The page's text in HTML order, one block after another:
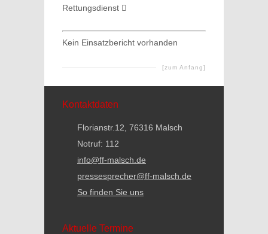
Rettungsdienst
Kein Einsatzbericht vorhanden
[zum Anfang]
Kontaktdaten
Florianstr.12, 76316 Malsch
Notruf: 112
info@ff-malsch.de
pressesprecher@ff-malsch.de
So finden Sie uns
Aktuelle Termine